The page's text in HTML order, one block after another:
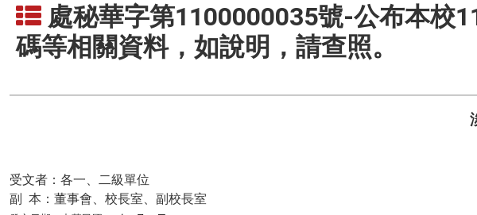
處秘華字第1100000035號-公布本校
碼等相關資料，如說明，請查照。
受文者：各一、二級單位
副
本：董事會、校長室、副校長室